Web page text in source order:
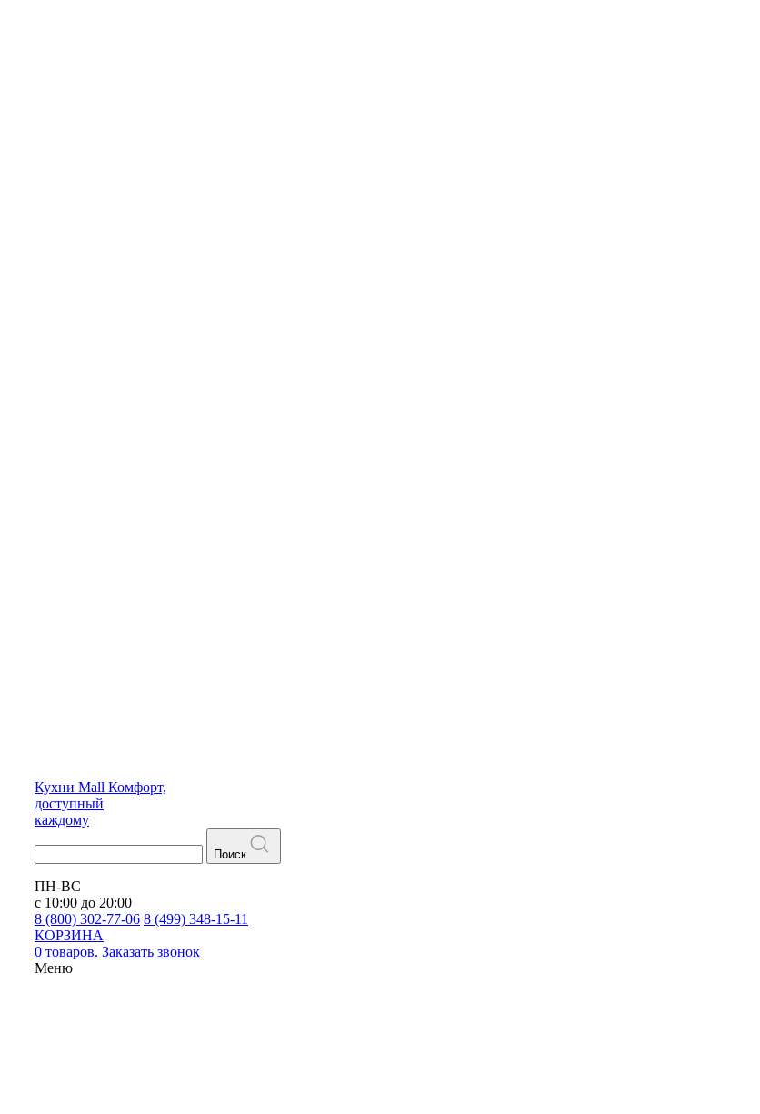
Кухни Mall Комфорт,
доступный
каждому
Поиск
ПН-ВС
с 10:00 до 20:00
8 (800) 302-77-06 8 (499) 348-15-11
КОРЗИНА
0 товаров. Заказать звонок
Меню